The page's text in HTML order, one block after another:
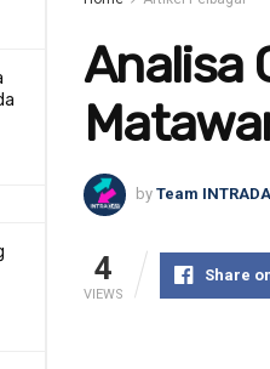
Analisa
by Team
4
VIEWS
Share